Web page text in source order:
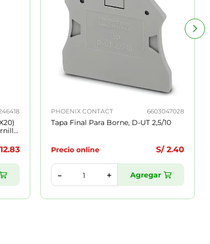
12.83
PHOENIX CONTACT 6603047028
Tapa Final Para Borne, D-UT 2,5/10
Precio online S/ 2.40
＋
－ Agregar